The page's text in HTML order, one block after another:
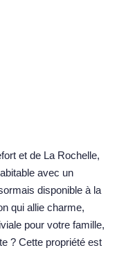
Bailleur
et de La Rochelle,
avec un
disponible à la
qui allie charme,
pour votre famille,
? Cette propriété est